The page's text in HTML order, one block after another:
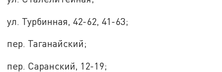
ул. Турбинная, 42-62, 41-63;
пер. Таганайский;
пер. Саранский, 12-19;